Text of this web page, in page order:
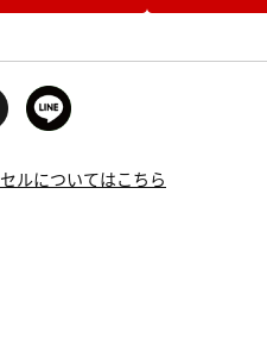
ルについてはこちら